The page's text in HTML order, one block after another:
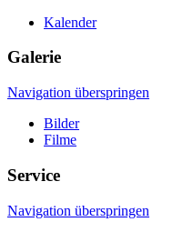
Kalender
Galerie
Navigation überspringen
Bilder
Filme
Service
Navigation überspringen